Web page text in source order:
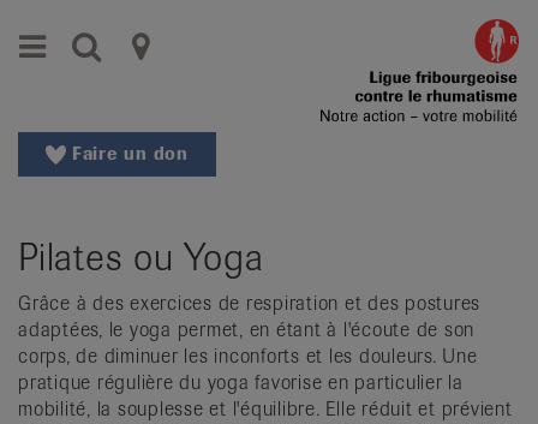
vers
au
Aller
Changer
région
Changer
de
langue:
Faire un don
Pilates ou Yoga
Grâce à des exercices de respiration et des postures
adaptées, le yoga permet, en étant à l'écoute de son
corps, de diminuer les inconforts et les douleurs. Une
pratique régulière du yoga favorise en particulier la
mobilité, la souplesse et l'équilibre. Elle réduit et prévient
Menu Recherche
Ligues
contre
le
|
Organisations
nationales
de